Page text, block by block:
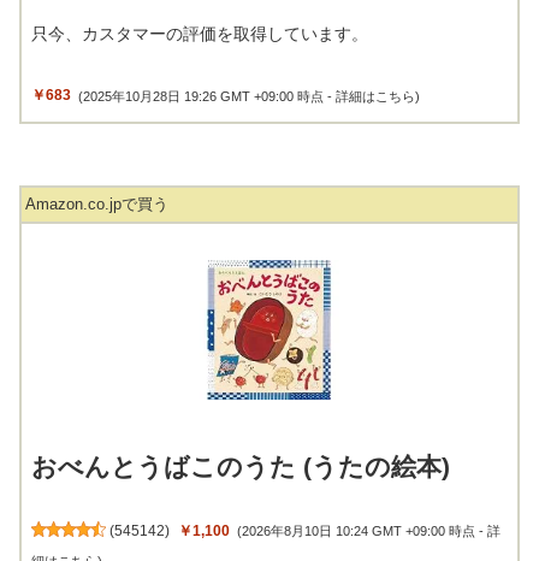
只今、カスタマーの評価を取得しています。
￥683 (2025年10月28日 19:26 GMT +09:00 時点 -詳細はこちら)
Amazon.co.jpで買う
おべんとうばこのうた (うたの絵本)
(545142) ￥1,100 (2026年8月10日 10:24 GMT +09:00 時点 -詳